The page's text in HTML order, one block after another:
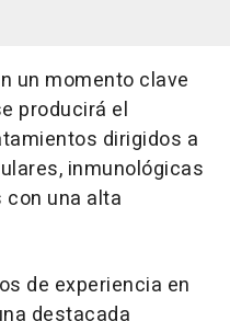
un momento clave
producirá el
dirigidos a
inmunológicas
una alta
de experiencia en
destacada